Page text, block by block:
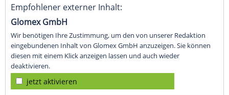
Empfohlener externer Inhalt:
Glomex GmbH
Wir benötigen Ihre Zustimmung, um den von unserer Redaktion
eingebundenen Inhalt von Glomex GmbH anzuzeigen. Sie können
diesen mit einem Klick anzeigen lassen und auch wieder
deaktivieren.
jetzt aktivieren